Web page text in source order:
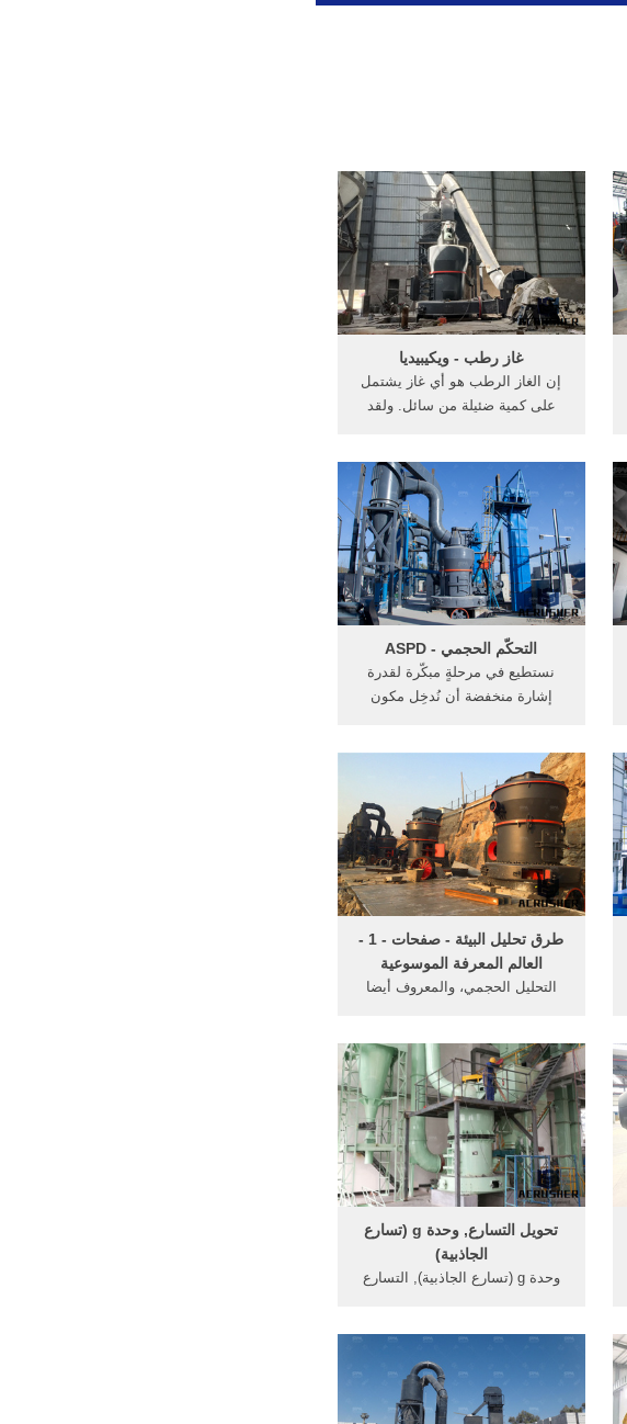
غاز رطب - ويكيبيديا
إن الغاز الرطب هو أي غاز يشتمل
على كمية ضئيلة من سائل. ولقد
الرطب الذي هو عبارة عن غاز مشبع
ببخار أحد السوائل إلى التدفق متعدد
المراحل مع 90% من الحجم من
الغاز.
التحكّم الحجمي - ASPD
نستطيع في مرحلةٍ مبكّرة لقدرة
إشارة منخفضة أن نُدخِل مكون
المخطّط، يلعب مقياسُ الفولطية
R1 دورَ مكون التحكّم الحجمي
وندعو .
طرق تحليل البيئة - صفحات - 1 -
العالم المعرفة الموسوعية
التحليل الحجمي، والمعروف أيضا
غاي لوساك قانون الغاز المقترحة
والغاز طريقة التحليل الحجمي
وضعت الأساس النظري.
تحويل التسارع, وحدة g (تسارع
الجاذبية)
وحدة g (تسارع الجاذبية), التسارع